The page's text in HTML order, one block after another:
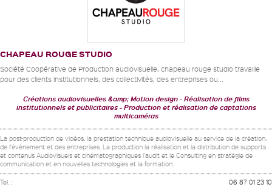
CHAPEAU ROUGE STUDIO
Société Coopérative de Production audiovisuelle, chapeau rouge studio travaille
pour des clients institutionnels, des collectivités, des entreprises ou...
Créations audiovisuelles &amp; Motion design
Réalisation de films
institutionnels et publicitaires
Production et réalisation de captations
multicaméras
La post-production de vidéos, la prestation technique audiovisuelle au service de la création,
de l'évènement et des entreprises. La production la réalisation et la distribution de supports
et contenus Audiovisuels et cinématographiques l'audit et le Consulting en stratégie de
communication et en nouvelles technologies et la formation.
Tel. : 06 87 01 23 10